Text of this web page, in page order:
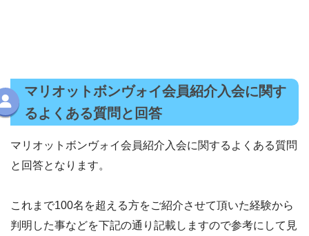
マリオットボンヴォイ会員紹介入会に関す
るよくある質問と回答
マリオットボンヴォイ会員紹介入会に関するよくある質問
と回答となります。
これまで100名を超える方をご紹介させて頂いた経験から
判明した事などを下記の通り記載しますので参考にして見